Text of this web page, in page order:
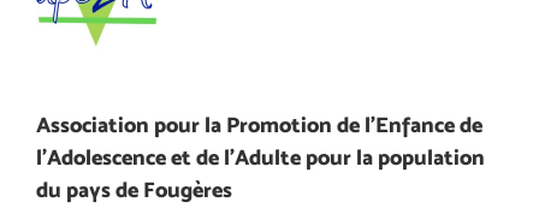
Association pour la Promotion de l’Enfance de
l’Adolescence et de l’Adulte pour la population
du pays de Fougères